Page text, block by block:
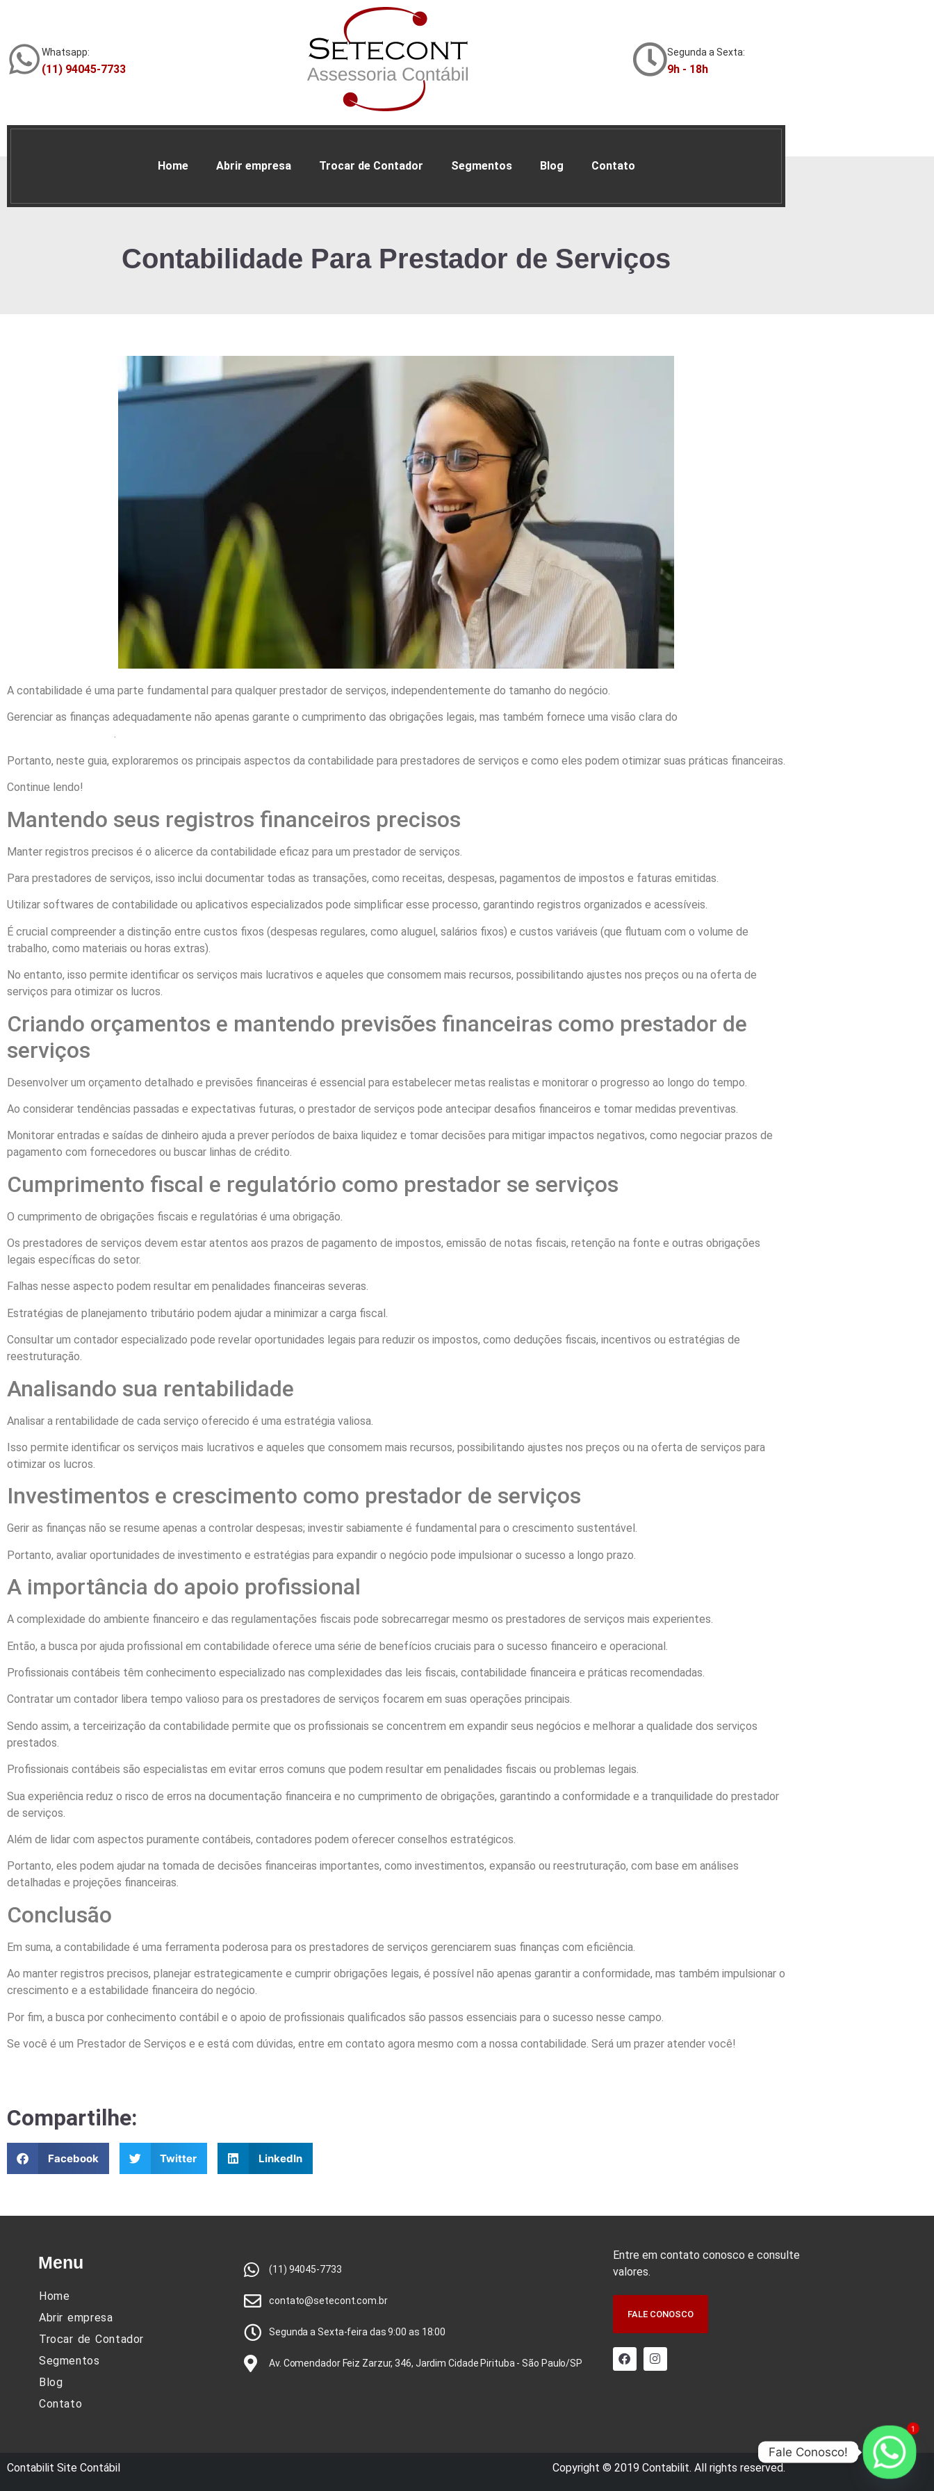
Whatsapp:
(11) 94045-7733
Segunda a Sexta:
9h - 18h
Home Abrir empresa Trocar de Contador Segmentos Blog Contato
Contabilidade Para Prestador de Serviços
A contabilidade é uma parte fundamental para qualquer prestador de serviços, independentemente do tamanho do negócio.
Gerenciar as finanças adequadamente não apenas garante o cumprimento das obrigações legais, mas também fornece uma visão clara do
.
Portanto, neste guia, exploraremos os principais aspectos da contabilidade para prestadores de serviços e como eles podem otimizar suas práticas financeiras.
Continue lendo!
Mantendo seus registros financeiros precisos
Manter registros precisos é o alicerce da contabilidade eficaz para um prestador de serviços.
Para prestadores de serviços, isso inclui documentar todas as transações, como receitas, despesas, pagamentos de impostos e faturas emitidas.
Utilizar softwares de contabilidade ou aplicativos especializados pode simplificar esse processo, garantindo registros organizados e acessíveis.
É crucial compreender a distinção entre custos fixos (despesas regulares, como aluguel, salários fixos) e custos variáveis (que flutuam com o volume de
trabalho, como materiais ou horas extras).
No entanto, isso permite identificar os serviços mais lucrativos e aqueles que consomem mais recursos, possibilitando ajustes nos preços ou na oferta de
serviços para otimizar os lucros.
Criando orçamentos e mantendo previsões financeiras como prestador de
serviços
Desenvolver um orçamento detalhado e previsões financeiras é essencial para estabelecer metas realistas e monitorar o progresso ao longo do tempo.
Ao considerar tendências passadas e expectativas futuras, o prestador de serviços pode antecipar desafios financeiros e tomar medidas preventivas.
Monitorar entradas e saídas de dinheiro ajuda a prever períodos de baixa liquidez e tomar decisões para mitigar impactos negativos, como negociar prazos de
pagamento com fornecedores ou buscar linhas de crédito.
Cumprimento fiscal e regulatório como prestador se serviços
O cumprimento de obrigações fiscais e regulatórias é uma obrigação.
Os prestadores de serviços devem estar atentos aos prazos de pagamento de impostos, emissão de notas fiscais, retenção na fonte e outras obrigações
legais específicas do setor.
Falhas nesse aspecto podem resultar em penalidades financeiras severas.
Estratégias de planejamento tributário podem ajudar a minimizar a carga fiscal.
Consultar um contador especializado pode revelar oportunidades legais para reduzir os impostos, como deduções fiscais, incentivos ou estratégias de
reestruturação.
Analisando sua rentabilidade
Analisar a rentabilidade de cada serviço oferecido é uma estratégia valiosa.
Isso permite identificar os serviços mais lucrativos e aqueles que consomem mais recursos, possibilitando ajustes nos preços ou na oferta de serviços para
otimizar os lucros.
Investimentos e crescimento como prestador de serviços
Gerir as finanças não se resume apenas a controlar despesas; investir sabiamente é fundamental para o crescimento sustentável.
Portanto, avaliar oportunidades de investimento e estratégias para expandir o negócio pode impulsionar o sucesso a longo prazo.
A importância do apoio profissional
A complexidade do ambiente financeiro e das regulamentações fiscais pode sobrecarregar mesmo os prestadores de serviços mais experientes.
Então, a busca por ajuda profissional em contabilidade oferece uma série de benefícios cruciais para o sucesso financeiro e operacional.
Profissionais contábeis têm conhecimento especializado nas complexidades das leis fiscais, contabilidade financeira e práticas recomendadas.
Contratar um contador libera tempo valioso para os prestadores de serviços focarem em suas operações principais.
Sendo assim, a terceirização da contabilidade permite que os profissionais se concentrem em expandir seus negócios e melhorar a qualidade dos serviços
prestados.
Profissionais contábeis são especialistas em evitar erros comuns que podem resultar em penalidades fiscais ou problemas legais.
Sua experiência reduz o risco de erros na documentação financeira e no cumprimento de obrigações, garantindo a conformidade e a tranquilidade do prestador
de serviços.
Além de lidar com aspectos puramente contábeis, contadores podem oferecer conselhos estratégicos.
Portanto, eles podem ajudar na tomada de decisões financeiras importantes, como investimentos, expansão ou reestruturação, com base em análises
detalhadas e projeções financeiras.
Conclusão
Em suma, a contabilidade é uma ferramenta poderosa para os prestadores de serviços gerenciarem suas finanças com eficiência.
Ao manter registros precisos, planejar estrategicamente e cumprir obrigações legais, é possível não apenas garantir a conformidade, mas também impulsionar o
crescimento e a estabilidade financeira do negócio.
Por fim, a busca por conhecimento contábil e o apoio de profissionais qualificados são passos essenciais para o sucesso nesse campo.
Se você é um Prestador de Serviços e e está com dúvidas, entre em contato agora mesmo com a nossa contabilidade. Será um prazer atender você!
Compartilhe:
Facebook Twitter LinkedIn
Menu
Home
Abrir empresa
Trocar de Contador
Segmentos
Blog
Contato
(11) 94045-7733
contato@setecont.com.br
Segunda a Sexta-feira das 9:00 as 18:00
Av. Comendador Feiz Zarzur, 346, Jardim Cidade Pirituba - São Paulo/SP
Entre em contato conosco e consulte
valores.
FALE CONOSCO
Contabilit Site Contábil Copyright © 2019 Contabilit. All rights reserved.
1
Fale Conosco!